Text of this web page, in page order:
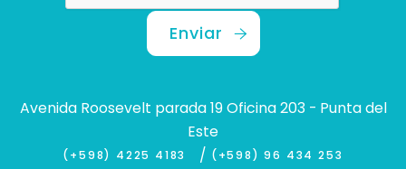
Enviar
Avenida Roosevelt parada 19 Oficina 203 - Punta del
Este
(+598) 4225 4183 / (+598) 96 434 253